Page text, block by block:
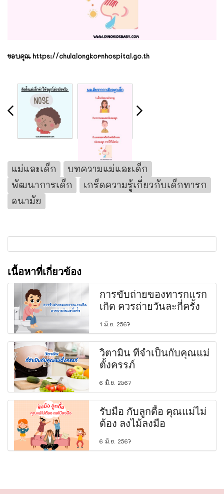
ขอบคุณ https://chulalongkornhospital.go.th
แม่และเด็ก
บทความแม่และเด็ก
พัฒนาการเด็ก
เกร็ดความรู้เกี่ยวกับเด็กทารก
อนามัย
เนื้อหาที่เกี่ยวข้อง
การขับถ่ายของทารกแรก
เกิด ควรถ่ายวันละกี่ครั้ง
1 มิ.ย. 2567
วิตามิน ที่จำเป็นกับคุณแม่
ตั้งครรภ์
6 มิ.ย. 2567
รับมือ กับลูกดื้อ คุณแม่ไม่
ต้อง ลงไม้ลงมือ
6 มิ.ย. 2567